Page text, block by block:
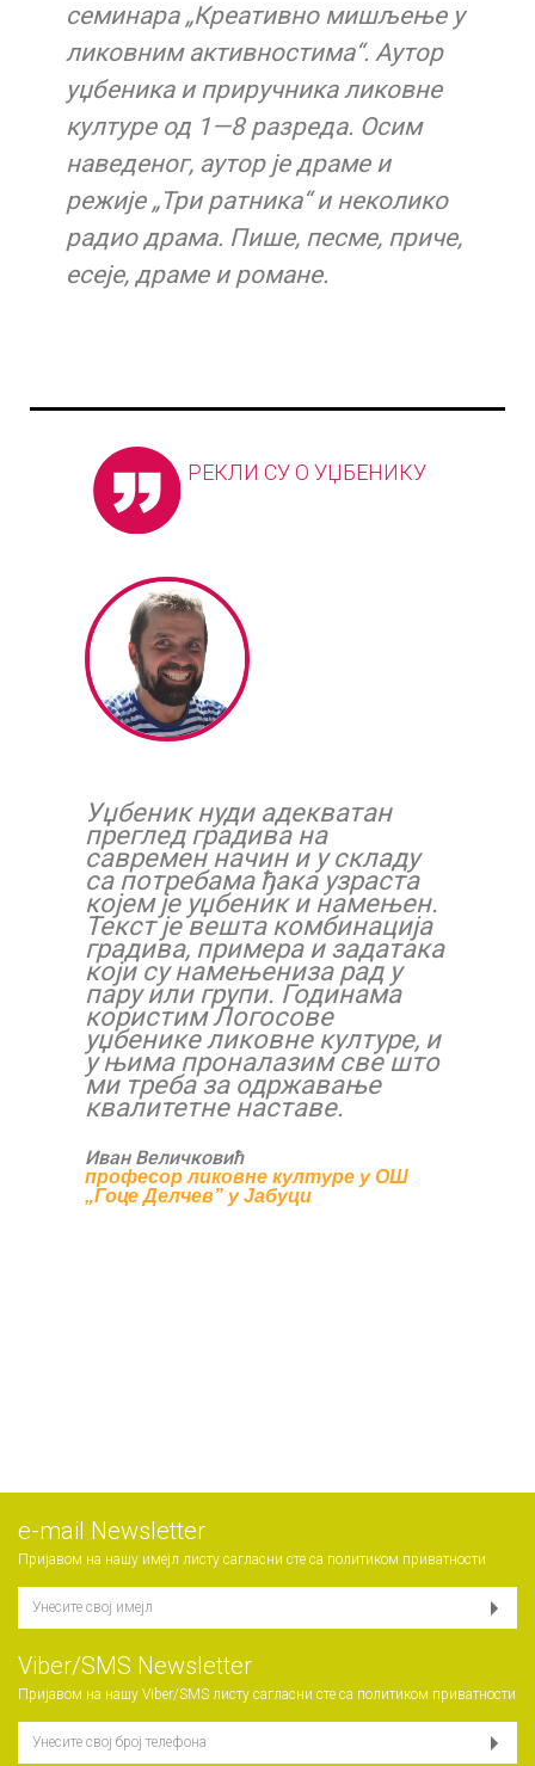
семинара „Креативно мишљење у
ликовним активностима“. Аутор
уџбеника и приручника ликовне
културе од 1—8 разреда. Осим
наведеног, аутор је драме и
режије „Три ратника“ и неколико
радио драма. Пише, песме, приче,
есеје, драме и романе.
РЕКЛИ СУ О УЏБЕНИКУ
Уџбеник нуди адекватан
преглед градива на
савремен начин и у складу
са потребама ђака узраста
којем је уџбеник и намењен.
Текст је вешта комбинација
градива, примера и задатака
који су намењениза рад у
пару или групи. Годинама
користим Логосове
уџбенике ликовне културе, и
у њима проналазим све што
ми треба за одржавање
квалитетне наставе.
Иван Величковић
професор ликовне културе у ОШ
„Гоце Делчев” у Јабуци
е-mail Newsletter
Пријавом на нашу имејл листу сагласни сте са политиком приватности
Viber/SMS Newsletter
Пријавом на нашу Viber/SMS листу сагласни сте са политиком приватности